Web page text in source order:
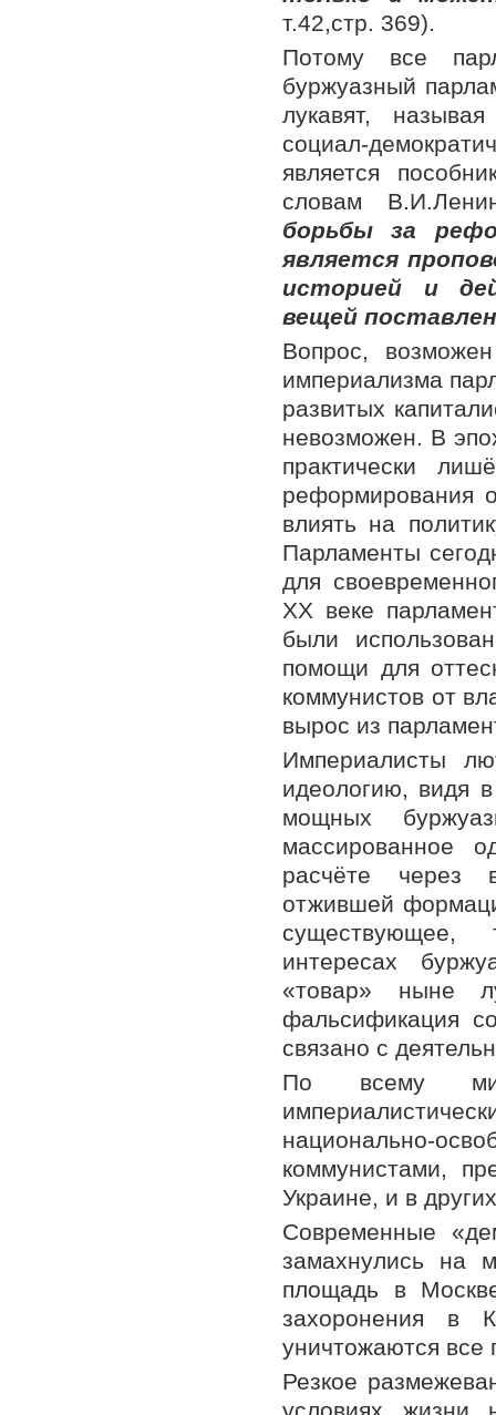
т.42,стр. 369).
Потому все
буржуазный
лукавят,
социал-
является
словам
борьбы за
является
историей и
вещей
Вопрос,
империализма
развитых
невозможен. В
практически
реформирования
влиять на
Парламенты
для
ХХ веке
были
помощи для
коммунистов от
вырос из
Империалисты
идеологию, видя
мощных
массированное
расчёте через
отжившей
существующее,
интересах
«товар» ныне
фальсификация
связано с
По всему
национально-
коммунистами,
Украине, и в
Современные
замахнулись на
площадь в
захоронения в
уничтожаются все
Резкое
условиях жизни